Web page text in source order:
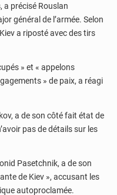
a précisé Rouslan
général de l’armée. Selon
a riposté avec des tirs
» et « appelons
» de paix, a réagi
a de son côté fait état de
pas de détails sur les
Pasetchnik, a de son
de Kiev », accusant les
autoproclamée.